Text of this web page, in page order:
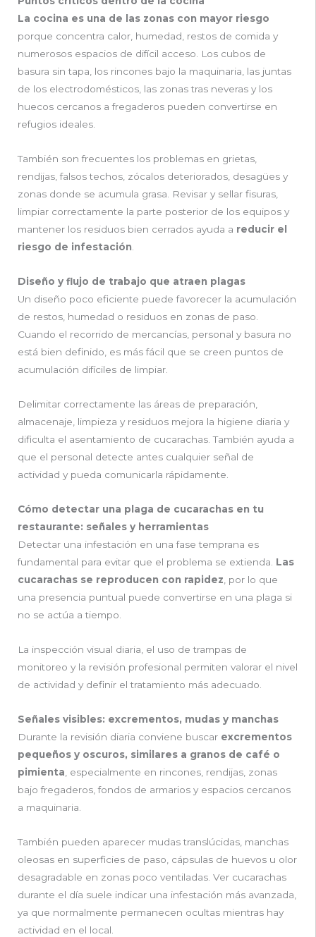
La cocina es una de las zonas con mayor riesgo
porque concentra calor, humedad, restos de comida y
numerosos espacios de difícil acceso. Los cubos de
basura sin tapa, los rincones bajo la maquinaria, las juntas
de los electrodomésticos, las zonas tras neveras y los
huecos cercanos a fregaderos pueden convertirse en
refugios ideales.
También son frecuentes los problemas en grietas,
rendijas, falsos techos, zócalos deteriorados, desagües y
zonas donde se acumula grasa. Revisar y sellar fisuras,
limpiar correctamente la parte posterior de los equipos y
mantener los residuos bien cerrados ayuda a reducir el
riesgo de infestación.
Diseño y flujo de trabajo que atraen plagas
Un diseño poco eficiente puede favorecer la acumulación
de restos, humedad o residuos en zonas de paso.
Cuando el recorrido de mercancías, personal y basura no
está bien definido, es más fácil que se creen puntos de
acumulación difíciles de limpiar.
Delimitar correctamente las áreas de preparación,
almacenaje, limpieza y residuos mejora la higiene diaria y
dificulta el asentamiento de cucarachas. También ayuda a
que el personal detecte antes cualquier señal de
actividad y pueda comunicarla rápidamente.
Cómo detectar una plaga de cucarachas en tu
restaurante: señales y herramientas
Detectar una infestación en una fase temprana es
fundamental para evitar que el problema se extienda. Las
cucarachas se reproducen con rapidez, por lo que
una presencia puntual puede convertirse en una plaga si
no se actúa a tiempo.
La inspección visual diaria, el uso de trampas de
monitoreo y la revisión profesional permiten valorar el nivel
de actividad y definir el tratamiento más adecuado.
Señales visibles: excrementos, mudas y manchas
Durante la revisión diaria conviene buscar excrementos
pequeños y oscuros, similares a granos de café o
pimienta , especialmente en rincones, rendijas, zonas
bajo fregaderos, fondos de armarios y espacios cercanos
a maquinaria.
También pueden aparecer mudas translúcidas, manchas
oleosas en superficies de paso, cápsulas de huevos u olor
desagradable en zonas poco ventiladas. Ver cucarachas
durante el día suele indicar una infestación más avanzada,
ya que normalmente permanecen ocultas mientras hay
actividad en el local.